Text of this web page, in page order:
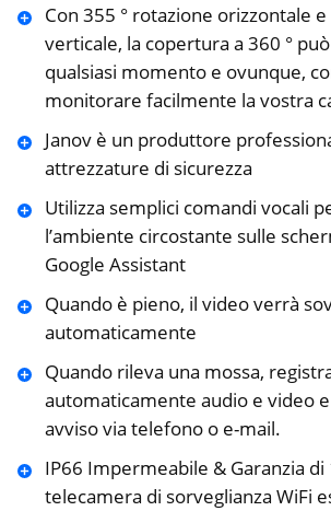
Con 355 ° rotazione orizzontale
verticale, la copertura a 360 °
qualsiasi momento e ovunque,
monitorare facilmente la vostra
Janov è un produttore
attrezzature di sicurezza
Utilizza semplici comandi vocali
l’ambiente circostante sulle
Google Assistant
Quando è pieno, il video verrà
automaticamente
Quando rileva una mossa,
automaticamente audio e video
avviso via telefono o e-mail.
IP66 Impermeabile & Garanzia di
telecamera di sorveglianza WiFi